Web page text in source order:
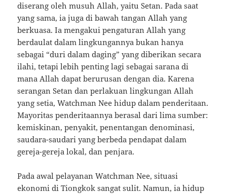
diserang oleh musuh Allah, yaitu Setan. Pada saat
yang sama, ia juga di bawah tangan Allah yang
berkuasa. Ia mengakui pengaturan Allah yang
berdaulat dalam lingkungannya bukan hanya
sebagai “duri dalam daging” yang diberikan secara
ilahi, tetapi lebih penting lagi sebagai sarana di
mana Allah dapat berurusan dengan dia. Karena
serangan Setan dan perlakuan lingkungan Allah
yang setia, Watchman Nee hidup dalam penderitaan.
Mayoritas penderitaannya berasal dari lima sumber:
kemiskinan, penyakit, penentangan denominasi,
saudara-saudari yang berbeda pendapat dalam
gereja-gereja lokal, dan penjara.
Pada awal pelayanan Watchman Nee, situasi
ekonomi di Tiongkok sangat sulit. Namun, ia hidup